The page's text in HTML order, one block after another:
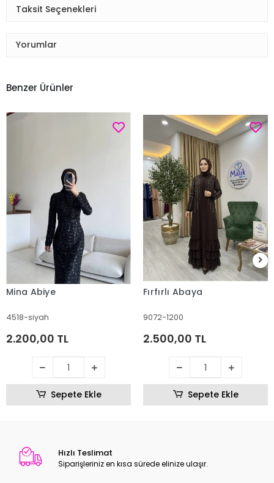
Taksit Seçenekleri
Yorumlar
Benzer Ürünler
Mina Abiye
4518-siyah
2.200,00 TL
Sepete Ekle
Fırfırlı Abaya
9072-1200
2.500,00 TL
Sepete Ekle
Hızlı Teslimat
Siparişleriniz en kısa sürede elinize ulaşır.